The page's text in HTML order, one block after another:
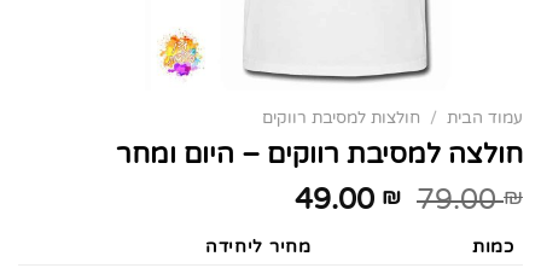
עמוד הבית / חולצות למסיבת רווקים
חולצה למסיבת רווקים – היום ומחר
79.00₪
49.00 ₪
כמות
מחיר ליחידה